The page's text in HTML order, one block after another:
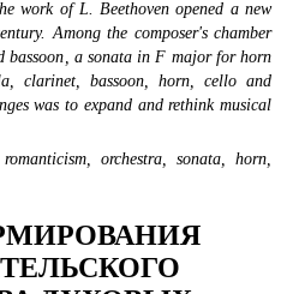
work of L. Beethoven opened a new
Among the composer's chamber
bassoon, a sonata in F major for horn
clarinet, bassoon, horn, cello and
was to expand and rethink musical
orchestra, sonata, horn,